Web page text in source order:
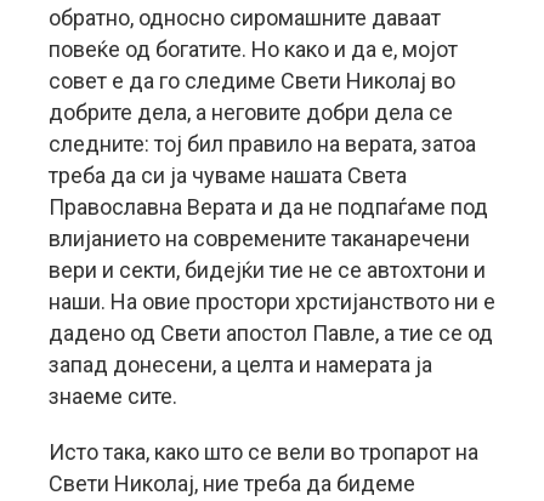
обратно, односно сиромашните даваат
повеќе од богатите. Но како и да е, мојот
совет е да го следиме Свети Николај во
добрите дела, а неговите добри дела се
следните: тој бил правило на верата, затоа
треба да си ја чуваме нашата Света
Православна Верата и да не подпаѓаме под
влијанието на современите таканаречени
вери и секти, бидејќи тие не се автохтони и
наши. На овие простори хрстијанството ни е
дадено од Свети апостол Павле, а тие се од
запад донесени, а целта и намерата ја
знаеме сите.
Исто така, како што се вели во тропарот на
Свети Николај, ние треба да бидеме